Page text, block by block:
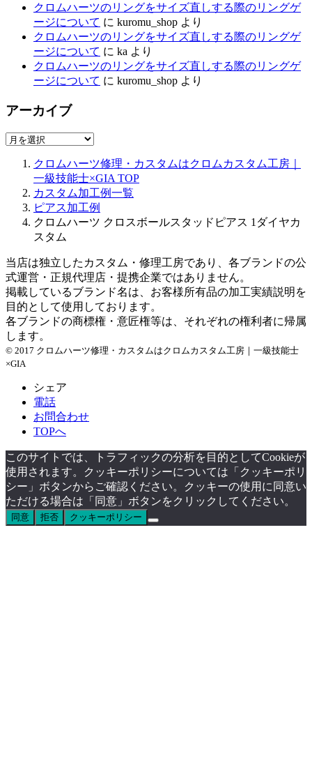
クロムハーツのリングをサイズ直しする際のリングゲ
ージについて に kuromu_shop より
クロムハーツのリングをサイズ直しする際のリングゲ
ージについて に ka より
クロムハーツのリングをサイズ直しする際のリングゲ
ージについて に kuromu_shop より
アーカイブ
ア
クロムハーツ修理・カスタムはクロムカスタム工房｜
一級技能士×GIA TOP
カスタム加工例一覧
ピアス加工例
クロムハーツ クロスボールスタッドピアス 1ダイヤカ
スタム
当店は独立したカスタム・修理工房であり、各ブランドの公
式運営・正規代理店・提携企業ではありません。
掲載しているブランド名は、お客様所有品の加工実績説明を
目的として使用しております。
各ブランドの商標権・意匠権等は、それぞれの権利者に帰属
します。
© 2017 クロムハーツ修理・カスタムはクロムカスタム工房｜一級技能士
×GIA
シェア
電話
お問合わせ
TOPへ
このサイトでは、トラフィックの分析を目的としてCookieが
使用されます。クッキーポリシーについては「クッキーポリ
シー」ボタンからご確認ください。クッキーの使用に同意い
ただける場合は「同意」ボタンをクリックしてください。
同意 拒否 クッキーポリシー